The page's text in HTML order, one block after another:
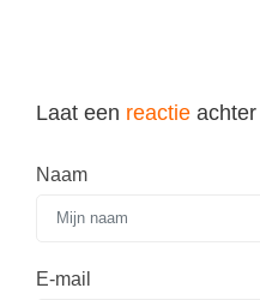
Schoolspullen
Vrijeschoolonderwijs
Laat een reactie achter
Naam
E-mail